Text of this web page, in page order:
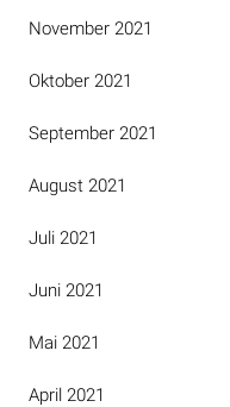
November 2021
Oktober 2021
September 2021
August 2021
Juli 2021
Juni 2021
Mai 2021
April 2021